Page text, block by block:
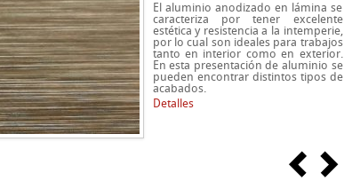
El aluminio anodizado en lámina se
caracteriza por tener excelente
estética y resistencia a la intemperie,
por lo cual son ideales para trabajos
tanto en interior como en exterior.
En esta presentación de aluminio se
pueden encontrar distintos tipos de
acabados.
Detalles